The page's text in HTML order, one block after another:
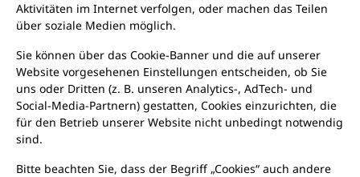
Aktivitäten im Internet verfolgen, oder machen das Teilen
über soziale Medien möglich.
Sie können über das Cookie-Banner und die auf unserer
Website vorgesehenen Einstellungen entscheiden, ob Sie
uns oder Dritten (z. B. unseren Analytics-, AdTech- und
Social-Media-Partnern) gestatten, Cookies einzurichten, die
für den Betrieb unserer Website nicht unbedingt notwendig
sind.
Bitte beachten Sie, dass der Begriff „Cookies“ auch andere